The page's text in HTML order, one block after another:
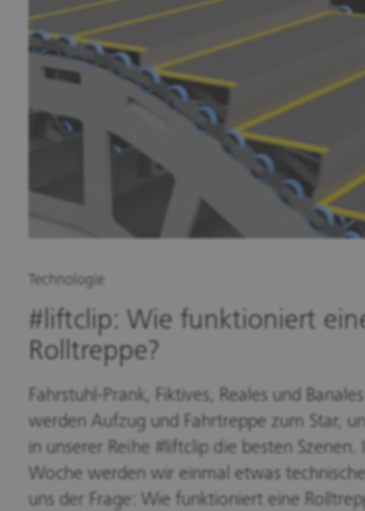
Technologie
#liftclip: Wie funktioniert
Rolltreppe?
Fahrstuhl-Prank, Fiktives, Reales und
werden Aufzug und Fahrtreppe zum Star,
in unserer Reihe #liftclip die besten Szenen.
Woche werden wir einmal etwas
uns der Frage: Wie funktioniert eine